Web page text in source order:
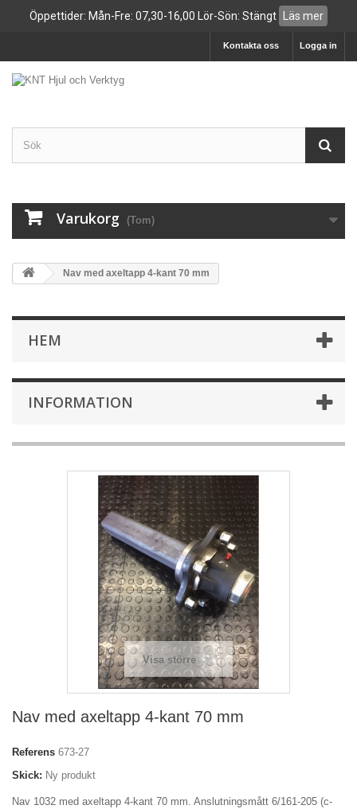
Öppettider: Mån-Fre: 07,30-16,00 Lör-Sön: Stängt Läs mer
Logga in
Kontakta oss
Varukorg (Tom)
Nav med axeltapp 4-kant 70 mm
HEM
INFORMATION
Visa större
Nav med axeltapp 4-kant 70 mm
Referens 673-27
Skick: Ny produkt
Nav 1032 med axeltapp 4-kant 70 mm. Anslutningsmått 6/161-205 (c-